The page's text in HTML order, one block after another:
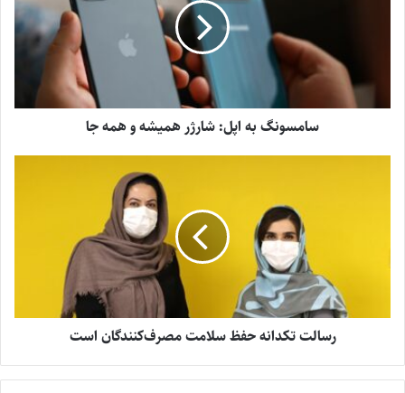
سامسونگ به اپل: شارژر همیشه و همه جا
رسالت تکدانه حفظ سلامت مصرف‌کنندگان است